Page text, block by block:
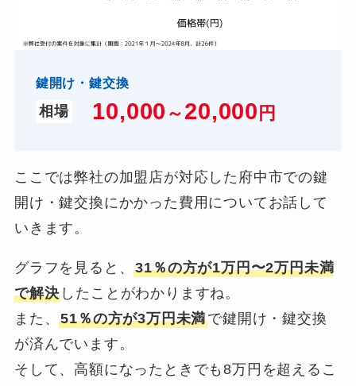
鍵開け・鍵交換
相場 10,000 ～ 20,000 円
ここでは弊社の加盟店が対応した府中市での鍵
開け・鍵交換にかかった費用についてお話して
いきます。
グラフを見ると、31％の方が1万円〜2万円未満
で解決 したことがわかりますね。
また、51％の方が3万円未満で鍵開け・鍵交換
が済んでいます。
そして、高額になったときでも8万円を超えるこ